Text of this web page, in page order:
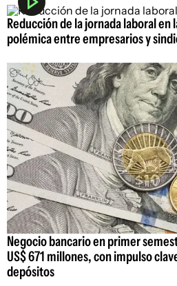
Reducción de la jornada laboral
polémica entre empresarios y
Negocio bancario en primer
US$ 671 millones, con impulso
depósitos